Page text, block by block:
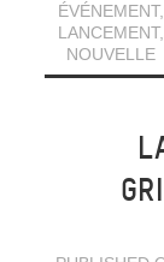
ÉVÉNEMENT,
LANCEMENT,
NOUVELLE